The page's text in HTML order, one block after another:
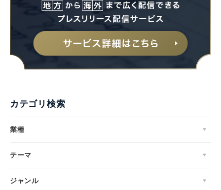
カテゴリ検索
業種
テーマ
ジャンル